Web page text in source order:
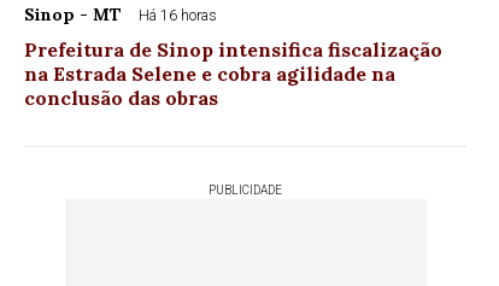
Sinop - MT Há 16 horas
Prefeitura de Sinop intensifica fiscalização
na Estrada Selene e cobra agilidade na
conclusão das obras
PUBLICIDADE